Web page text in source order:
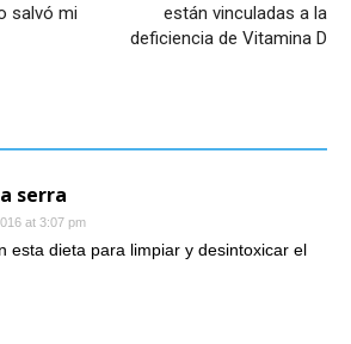
salvó mi
están vinculadas a la
deficiencia de Vitamina D
serra
at 3:07 pm
esta dieta para limpiar y desintoxicar el